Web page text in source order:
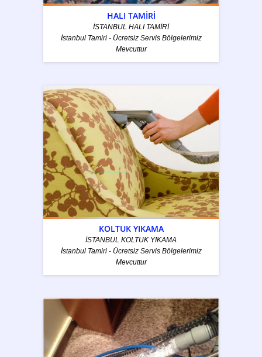
HALI TAMİRİ
İSTANBUL HALI TAMİRİ
İstanbul Tamiri - Ücretsiz Servis Bölgelerimiz
Mevcuttur
KOLTUK YIKAMA
İSTANBUL KOLTUK YIKAMA
İstanbul Tamiri - Ücretsiz Servis Bölgelerimiz
Mevcuttur